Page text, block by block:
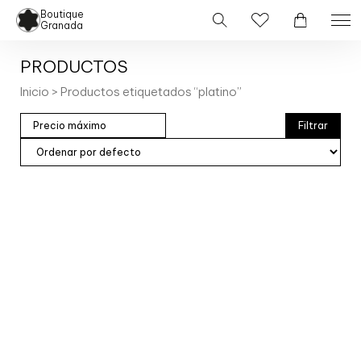
Boutique
Granada
PRODUCTOS
Inicio > Productos etiquetados “platino”
Filtrar